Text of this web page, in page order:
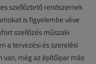
szellőztető rendszernek
is figyelembe véve
szellőzés műszaki
a tervezési és szerelési
van, még az építőipar más